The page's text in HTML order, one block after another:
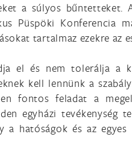
a súlyos bűntetteket.
Püspöki Konferencia
tartalmaz ezekre az
el és nem tolerálja a
kell lennünk a
fontos feladat a
egyházi tevékenység
a hatóságok és az egyes